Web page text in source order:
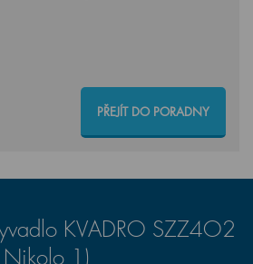
PŘEJÍT DO PORADNY
KVADRO SZZ4O2
1)